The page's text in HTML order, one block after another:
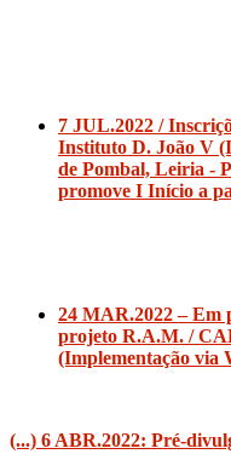
7 JUL.2022 /
Instituto D. João V
de Pombal, Leiria -
promove I Início a
24 MAR.2022 – Em
projeto R.A.M. /
(Implementação via
(...) 6 ABR.2022: Pré-